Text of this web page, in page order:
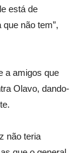
está de
não tem”,
a amigos que
Olavo, dando-
não teria